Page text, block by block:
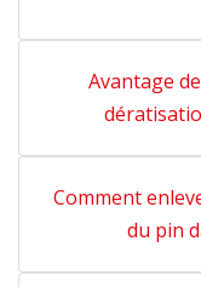
Avantage
Comment
du pin